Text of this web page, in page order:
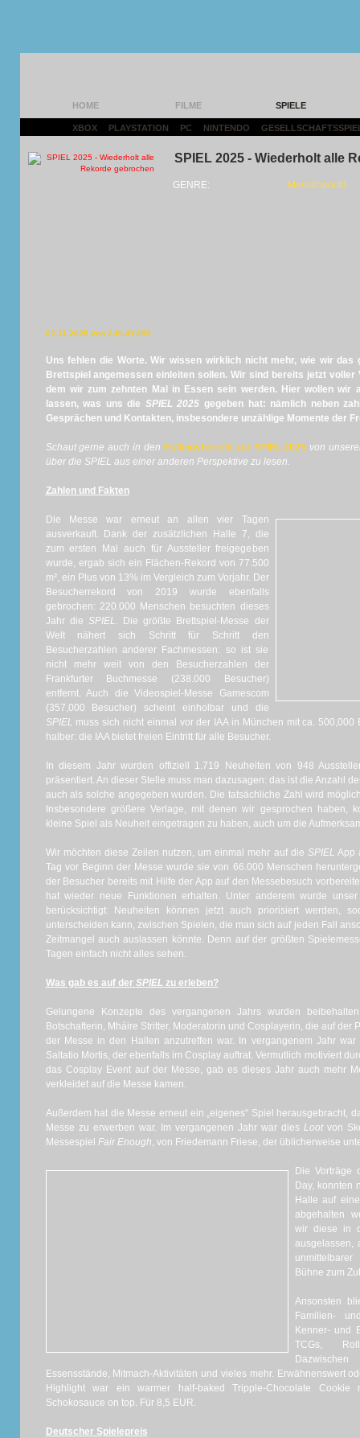
HOME FILME SPIELE
XBOX PLAYSTATION PC NINTENDO
SPIEL 2025 - Wiederholt alle
GENRE: Messebericht
02.11.2025 von 2-PL4Y3R5
Uns fehlen die Worte. Wir wissen wirklich nicht mehr, wie wir
Brettspiel angemessen einleiten sollen. Wir sind bereits jetzt
dem wir zum zehnten Mal in Essen sein werden. Hier wollen wir
lassen, was uns die SPIEL 2025 gegeben hat: nämlich neben
Gesprächen und Kontakten, insbesondere unzählige Momente der
Schaut gerne auch in den Estlingsbericht zur SPIEL 2025 von
über die SPIEL aus einer anderen Perspektive zu lesen.
Zahlen und Fakten
Die Messe war erneut an allen vier Tagen
ausverkauft. Dank der zusätzlichen Halle 7, die
zum ersten Mal auch für Aussteller freigegeben
wurde, ergab sich ein Flächen-Rekord von 77.500
m², ein Plus von 13% im Vergleich zum Vorjahr. Der
Besucherrekord von 2019 wurde ebenfalls
gebrochen: 220.000 Menschen besuchten dieses
Jahr die SPIEL. Die größte Brettspiel-Messe der
Welt nähert sich Schritt für Schritt den
Besucherzahlen anderer Fachmessen: so ist sie
nicht mehr weit von den Besucherzahlen der
Frankfurter Buchmesse (238.000 Besucher)
entfernt. Auch die Videospiel-Messe Gamescom
(357,000 Besucher) scheint einholbar und die
SPIEL muss sich nicht einmal vor der IAA in München mit ca. 500,000
halber: die IAA bietet freien Eintritt für alle Besucher.
In diesem Jahr wurden offiziell 1.719 Neuheiten von 948
präsentiert. An dieser Stelle muss man dazusagen: das ist die Anzahl
auch als solche angegeben wurden. Die tatsächliche Zahl wird
Insbesondere größere Verlage, mit denen wir gesprochen haben,
kleine Spiel als Neuheit eingetragen zu haben, auch um die
Wir möchten diese Zeilen nutzen, um einmal mehr auf die SPIEL App
Tag vor Beginn der Messe wurde sie von 66.000 Menschen
der Besucher bereits mit Hilfe der App auf den Messebesuch
hat wieder neue Funktionen erhalten. Unter anderem wurde
berücksichtigt: Neuheiten können jetzt auch priorisiert werden,
unterscheiden kann, zwischen Spielen, die man sich auf jeden Fall
Zeitmangel auch auslassen könnte. Denn auf der größten
Tagen einfach nicht alles sehen.
Was gab es auf der SPIEL zu erleben?
Gelungene Konzepte des vergangenen Jahrs wurden
Botschafterin, Mháire Stritter, Moderatorin und Cosplayerin, die auf der
der Messe in den Hallen anzutreffen war. In vergangenem Jahr
Saltatio Mortis, der ebenfalls im Cosplay auftrat. Vermutlich motiviert
das Cosplay Event auf der Messe, gab es dieses Jahr auch mehr
verkleidet auf die Messe kamen.
Außerdem hat die Messe erneut ein „eigenes“ Spiel herausgebracht,
Messe zu erwerben war. Im vergangenen Jahr war dies Lootvon
Messespiel Fair Enough, von Friedemann Friese, der üblicherweise
Die Vorträge
Day, konnten
Halle auf
abgehalten
wir diese in
ausgelassen,
Bühne zum
Ansonsten
Familien-
Kenner- und
TCGs,
Essensstände, Mitmach-Aktivitäten und vieles mehr. Erwähnenswert
Highlight war ein warmer half-baked Tripple-Chocolate Cookie
Schokosauce on top. Für 8,5 EUR.
Deutscher Spielepreis